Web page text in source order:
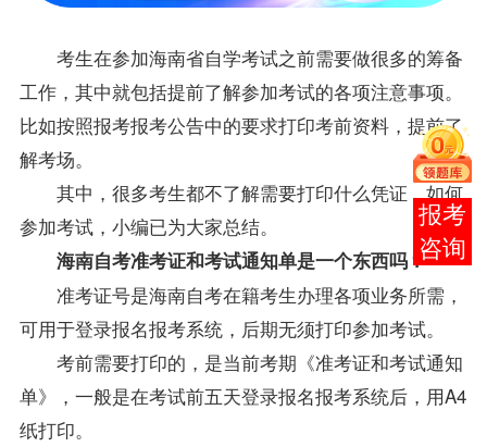
考生在参加海南省自学考试之前需要做很多的筹备
工作，其中就包括提前了解参加考试的各项注意事项。
比如按照报考报考公告中的要求打印考前资料，提前了
解考场。
其中，很多考生都不了解需要打印什么凭证，如何
参加考试，小编已为大家总结。
海南自考准考证和考试通知单是一个东西吗？
准考证号是海南自考在籍考生办理各项业务所需，
可用于登录报名报考系统，后期无须打印参加考试。
考前需要打印的，是当前考期《准考证和考试通知
单》，一般是在考试前五天登录报名报考系统后，用A4
纸打印。
报考
咨询